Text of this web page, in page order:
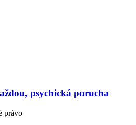
psychická porucha
právo